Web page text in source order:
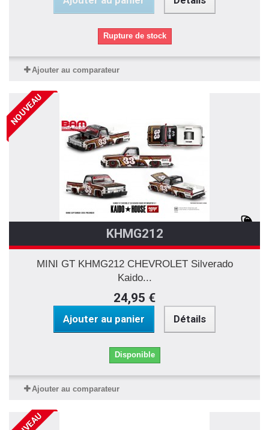
Rupture de stock
Ajouter au comparateur
NOUVEAU
KHMG212
MINI GT KHMG212 CHEVROLET Silverado
Kaido...
24,95 €
Ajouter au panier Détails
Disponible
Ajouter au comparateur